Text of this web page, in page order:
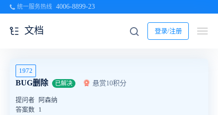
统一服务热线 4006-8899-23
登录/注册
文档
1972
BUG删除 已解决 悬赏10积分
提问者
阿森纳
答案数 1